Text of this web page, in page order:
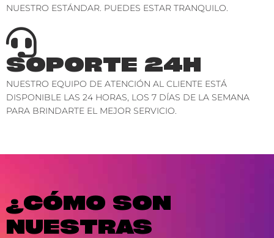
NUESTRO ESTÁNDAR. PUEDES ESTAR TRANQUILO.
SOPORTE 24H
NUESTRO EQUIPO DE ATENCIÓN AL CLIENTE ESTÁ
DISPONIBLE LAS 24 HORAS, LOS 7 DÍAS DE LA SEMANA
PARA BRINDARTE EL MEJOR SERVICIO.
¿CÓMO SON
NUESTRAS